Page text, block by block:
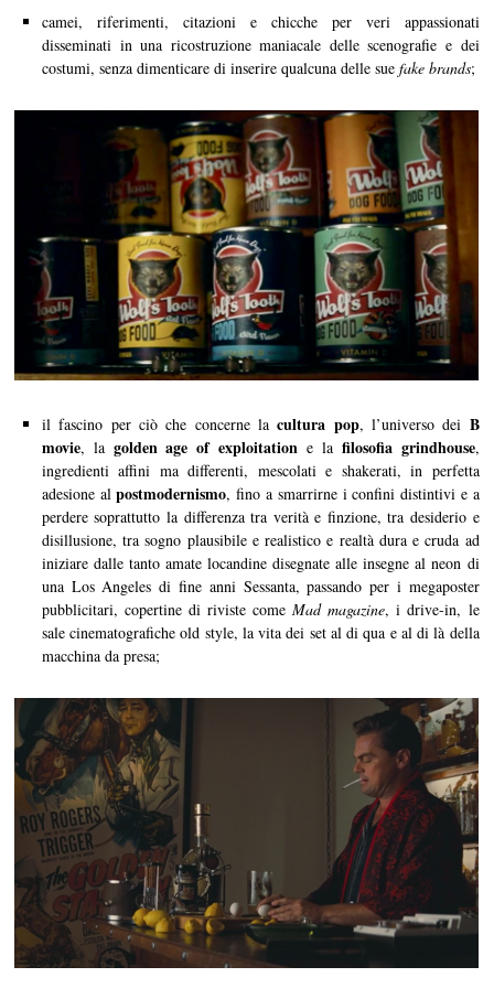
camei, riferimenti, citazioni e chicche per veri appassionati
disseminati in una ricostruzione maniacale delle scenografie e dei
costumi, senza dimenticare di inserire qualcuna delle sue fake brands;
il fascino per ciò che concerne lacultura pop, l’universo dei B
movie, lagolden age of exploitatione lafilosofia grindhouse,
ingredienti affini ma differenti, mescolati e shakerati, in perfetta
adesione alpostmodernismo, fino a smarrirne i confini distintivi e a
perdere soprattutto la differenza tra verità e finzione, tra desiderio e
disillusione, tra sogno plausibile e realistico e realtà dura e cruda ad
iniziare dalle tanto amate locandine disegnate alle insegne al neon di
una Los Angeles di fine anni Sessanta, passando per i megaposter
pubblicitari, copertine di riviste comeMad magazine, i drive-in, le
sale cinematografiche old style, la vita dei set al di qua e al di là della
macchina da presa;